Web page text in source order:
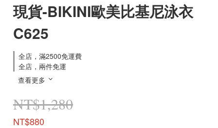
現貨-BIKINI歐美比基尼泳衣
C625
全店，滿2500免運費
全店，兩件免運
查看更多
NT$1,280
NT$880